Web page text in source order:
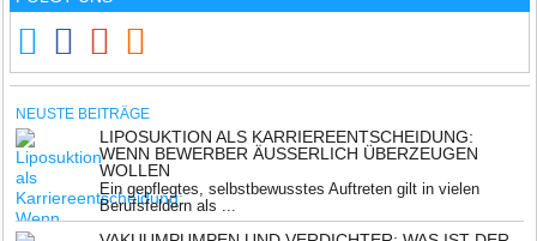
NEUSTE BEITRÄGE
LIPOSUKTION ALS KARRIEREENTSCHEIDUNG:
WENN BEWERBER ÄUSSERLICH ÜBERZEUGEN W
OLLEN
Ein gepflegtes, selbstbewusstes Auftreten gilt in vielen
Berufsfeldern als ...